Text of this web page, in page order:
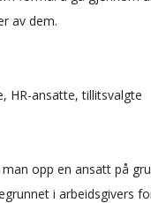
av dem.
HR-ansatte, tillitsvalgte
man opp en ansatt på
i arbeidsgivers